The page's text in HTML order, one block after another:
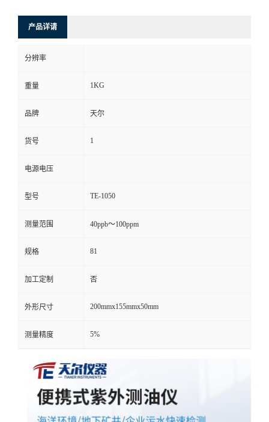
产品详请
分辨率
重量 1KG
品牌 天尔
货号 1
电源电压
型号 TE-1050
测量范围 40ppb～100ppm
规格 81
加工定制 否
外形尺寸 200mmx155mmx50mm
测量精度 5%